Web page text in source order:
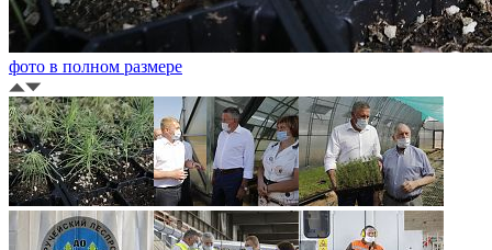
фото в полном размере